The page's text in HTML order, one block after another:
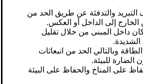
التبريد والتدفئة عن طريق الحد من
الخارج إلى الداخل أو العكس.
داخل المبنى من خلال تقليل
الشديدة.
وبالتالي الحد من انبعاثات
الضارة للبيئة.
على المناخ والحفاظ على البيئة